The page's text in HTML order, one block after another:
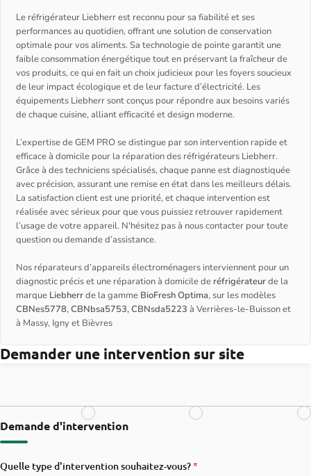
Le réfrigérateur Liebherr est reconnu pour sa fiabilité et ses
performances au quotidien, offrant une solution de conservation
optimale pour vos aliments. Sa technologie de pointe garantit une
faible consommation énergétique tout en préservant la fraîcheur de
vos produits, ce qui en fait un choix judicieux pour les foyers soucieux
de leur impact écologique et de leur facture d’électricité. Les
équipements Liebherr sont conçus pour répondre aux besoins variés
de chaque cuisine, alliant efficacité et design moderne.
L’expertise de GEM PRO se distingue par son intervention rapide et
efficace à domicile pour la réparation des réfrigérateurs Liebherr.
Grâce à des techniciens spécialisés, chaque panne est diagnostiquée
avec précision, assurant une remise en état dans les meilleurs délais.
La satisfaction client est une priorité, et chaque intervention est
réalisée avec sérieux pour que vous puissiez retrouver rapidement
l’usage de votre appareil. N'hésitez pas à nous contacter pour toute
question ou demande d’assistance.
Nos réparateurs d’appareils électroménagers interviennent pour un
diagnostic précis et une réparation à domicile de réfrigérateurde la
marque Liebherrde la gamme BioFresh Optima, sur les modèles
CBNes5778, CBNbsa5753, CBNsda5223 à Verrières-le-Buisson et
à Massy, Igny et Bièvres
Demander une intervention sur site
Demande d'intervention
Quelle type d'intervention souhaitez-vous?*